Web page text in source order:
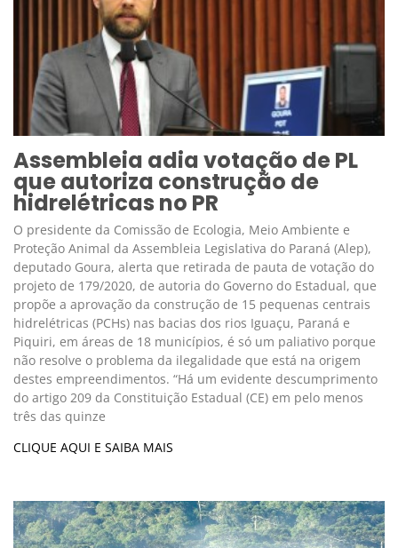
Assembleia adia votação de PL
que autoriza construção de
hidrelétricas no PR
O presidente da Comissão de Ecologia, Meio Ambiente e
Proteção Animal da Assembleia Legislativa do Paraná (Alep),
deputado Goura, alerta que retirada de pauta de votação do
projeto de 179/2020, de autoria do Governo do Estadual, que
propõe a aprovação da construção de 15 pequenas centrais
hidrelétricas (PCHs) nas bacias dos rios Iguaçu, Paraná e
Piquiri, em áreas de 18 municípios, é só um paliativo porque
não resolve o problema da ilegalidade que está na origem
destes empreendimentos. “Há um evidente descumprimento
do artigo 209 da Constituição Estadual (CE) em pelo menos
três das quinze
CLIQUE AQUI E SAIBA MAIS